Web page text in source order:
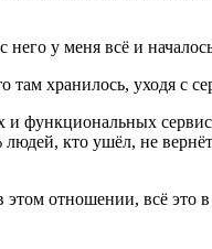
у меня всё и
там хранилось, уходя
кто ушёл, не
отношении, всё это